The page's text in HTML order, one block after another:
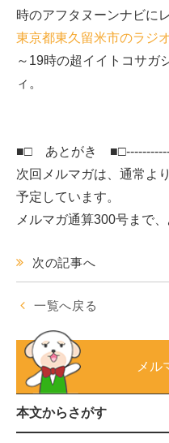
時のアフタヌーンナビに
東京都東久留米市のラジ
～19時の超イイトコサガ
ィ。
■□ あとがき
次回メルマガは、通常よ
予定しています。
メルマガ通算300号まで、
次の記事へ
一覧へ戻る
メル
本文からさがす